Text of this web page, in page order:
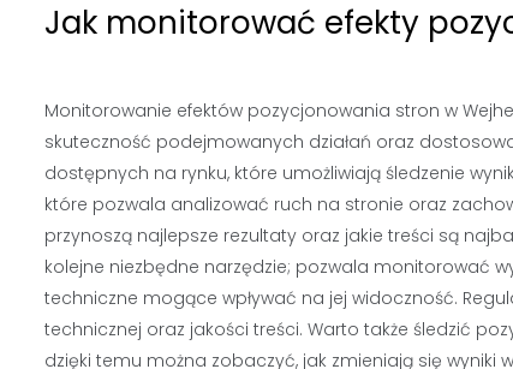
Jak monitorować efekty
Monitorowanie efektów pozycjonowania stron w
skuteczność podejmowanych działań oraz
dostępnych na rynku, które umożliwiają śledzenie
które pozwala analizować ruch na stronie oraz
przynoszą najlepsze rezultaty oraz jakie treści są
kolejne niezbędne narzędzie; pozwala monitorować
techniczne mogące wpływać na jej widoczność.
technicznej oraz jakości treści. Warto także śledzić
dzięki temu można zobaczyć, jak zmieniają się